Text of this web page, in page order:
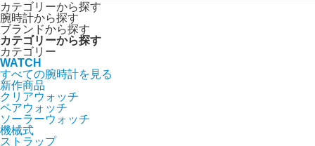
カテゴリーから探す
腕時計から探す
ブランドから探す
カテゴリーから探す
カテゴリー
WATCH
すべての腕時計を見る
新作商品
クリアウォッチ
ペアウォッチ
ソーラーウォッチ
機械式
ストラップ